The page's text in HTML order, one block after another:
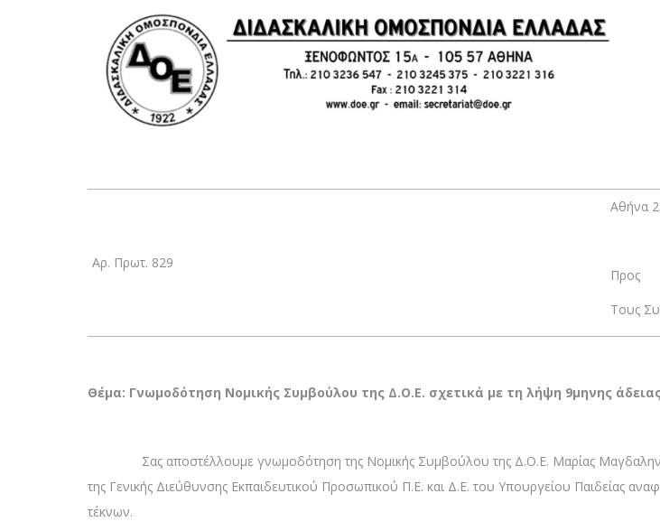
Αρ. Πρωτ. 829
Αθήνα
Προς
Τους
Θέμα: Γνωμοδότηση Νομικής Συμβούλου της Δ.Ο.Ε. σχετικά με τη λήψη 9μηνης
Σας αποστέλλουμε γνωμοδότηση της Νομικής Συμβούλου της Δ.Ο.Ε. Μαρίας
της Γενικής Διεύθυνσης Εκπαιδευτικού Προσωπικού Π.Ε. και Δ.Ε. του Υπουργείου Παιδείας
τέκνων.